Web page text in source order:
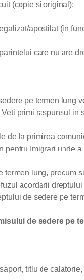
(copie si original);
apostilat (in
care nu are
pe termen lung
primi raspunsul in
de la primirea
pentru Imigrari unde a
termen lung, precum
acordarii
de sedere pe
de sedere pe
titlu de